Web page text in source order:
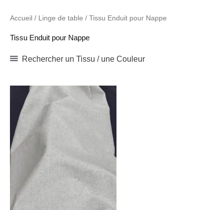
Accueil / Linge de table / Tissu Enduit pour Nappe
Tissu Enduit pour Nappe
Rechercher un Tissu / une Couleur